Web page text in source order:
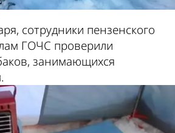
сотрудники пензенского
ГОЧС проверили
занимающихся